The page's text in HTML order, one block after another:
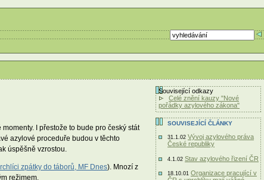
I přestože to bude pro český stát
azylové proceduře budou v těchto
úspěšně vzrostou.
zpátky do táborů, MF Dnes). Mnozí z
režimem.
Související odkazy
Celé znění kauzy "Nové
pořádky azylového zákona"
SOUVISEJÍCÍ ČLÁNKY
31.1.02 Vývoj azylového práva
České republiky
4.1.02 Stav azylového řizení ČR
18.10.01 Organizace pracující v